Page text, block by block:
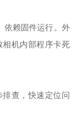
依赖固件运行。外
相机内部程序卡死
查，快速定位问